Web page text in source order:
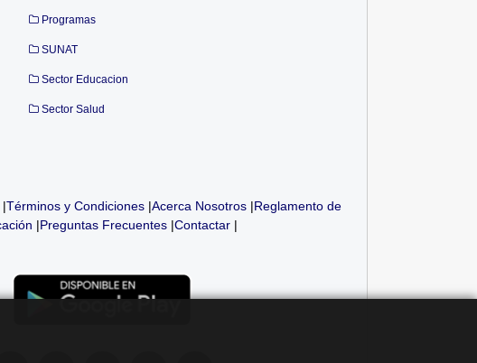
Programas
SUNAT
Sector Educacion
Sector Salud
|Términos y Condiciones |Acerca Nosotros |Reglamento de
|Preguntas Frecuentes|Contactar|